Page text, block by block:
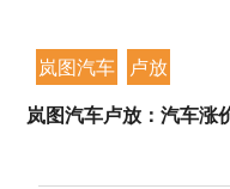
岚图汽车 卢放
岚图汽车卢放：汽车涨